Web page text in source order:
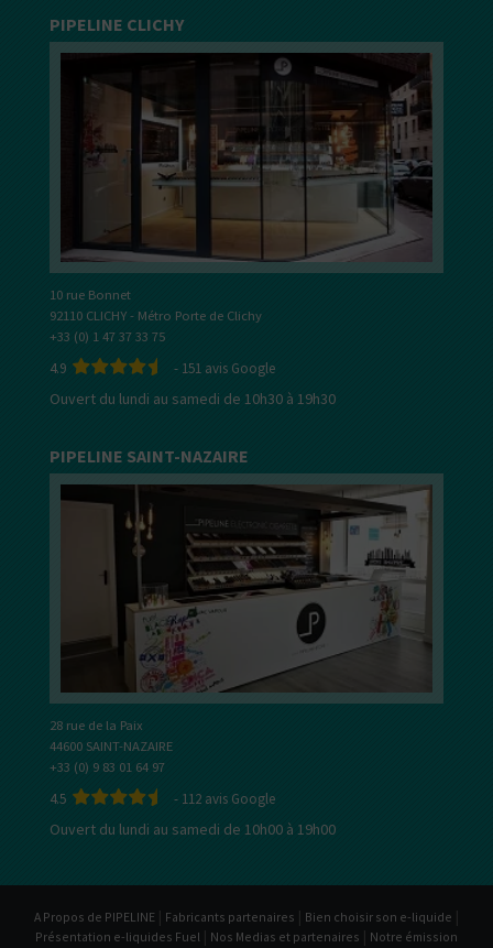
PIPELINE CLICHY
10 rue Bonnet
92110 CLICHY - Métro Porte de Clichy
+33 (0) 1 47 37 33 75
4.9 - 151 avis Google
Ouvert du lundi au samedi de 10h30 à 19h30
PIPELINE SAINT-NAZAIRE
28 rue de la Paix
44600 SAINT-NAZAIRE
+33 (0) 9 83 01 64 97
4.5 - 112 avis Google
Ouvert du lundi au samedi de 10h00 à 19h00
A Propos de PIPELINE | Fabricants partenaires | Bien choisir son e-liquide |
Présentation e-liquides Fuel | Nos Medias et partenaires | Notre émission